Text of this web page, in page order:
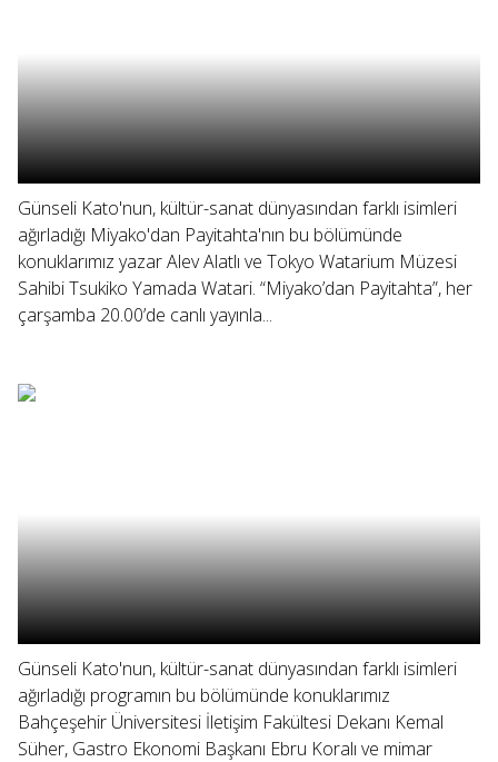
Günseli Kato'nun, kültür-sanat dünyasından farklı isimleri
ağırladığı Miyako'dan Payitahta'nın bu bölümünde
konuklarımız yazar Alev Alatlı ve Tokyo Watarium Müzesi
Sahibi Tsukiko Yamada Watari. “Miyako’dan Payitahta”, her
çarşamba 20.00’de canlı yayınla...
Günseli Kato'nun, kültür-sanat dünyasından farklı isimleri
ağırladığı programın bu bölümünde konuklarımız
Bahçeşehir Üniversitesi İletişim Fakültesi Dekanı Kemal
Süher, Gastro Ekonomi Başkanı Ebru Koralı ve mimar